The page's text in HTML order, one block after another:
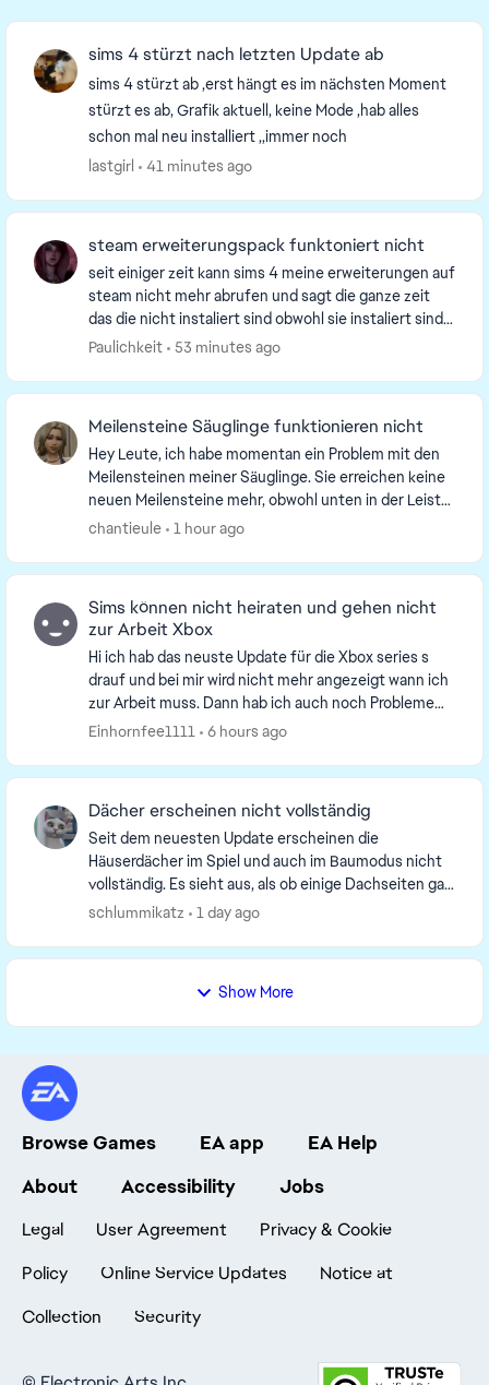
sims 4 stürzt nach letzten Update ab
sims 4 stürzt ab ,erst hängt es im nächsten Moment
stürzt es ab, Grafik aktuell, keine Mode ,hab alles
schon mal neu installiert ,,immer noch
lastgirl
41 minutes ago
steam erweiterungspack funktoniert nicht
seit einiger zeit kann sims 4 meine erweiterungen auf
steam nicht mehr abrufen und sagt die ganze zeit
das die nicht instaliert sind obwohl sie instaliert sind
aber das spiel erkennt sie einfach nich...
Paulichkeit 53 minutes ago
Meilensteine Säuglinge funktionieren nicht
Hey Leute, ich habe momentan ein Problem mit den
Meilensteinen meiner Säuglinge. Sie erreichen keine
neuen Meilensteine mehr, obwohl unten in der Leiste
manchmal kurz angezeigt wird, dass ein Meilen...
chantieule 1 hour ago
Sims können nicht heiraten und gehen nicht
zur Arbeit Xbox
Hi ich hab das neuste Update für die Xbox series s
drauf und bei mir wird nicht mehr angezeigt wann ich
zur Arbeit muss. Dann hab ich auch noch Probleme
mit dem heiraten. Ich kann dreimal heiraten un...
Einhornfee1111 6 hours ago
Dächer erscheinen nicht vollständig
Seit dem neuesten Update erscheinen die
Häuserdächer im Spiel und auch im Baumodus nicht
vollständig. Es sieht aus, als ob einige Dachseiten gar
nicht vorhanden sind. Gerade beim Bauen ist das
schlummikatz 1 day ago
Show More
Browse Games EA app
EA Help
About
Accessibility Jobs
Legal User Agreement
Privacy & Cookie
Policy
Online Service Updates
Notice at
Collection
Security